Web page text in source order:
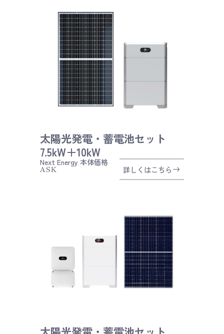
太陽光発電・蓄電池セット
7.5kW＋10kW
Next Energy 本体価格
ASK 詳しくはこちら